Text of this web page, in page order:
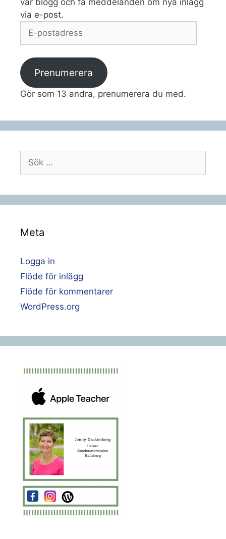
via e-post.
postadress
Prenumerera
Gör som 13 andra, prenumerera du med.
efter:
Meta
Logga in
Flöde för inlägg
Flöde för kommentarer
WordPress.org